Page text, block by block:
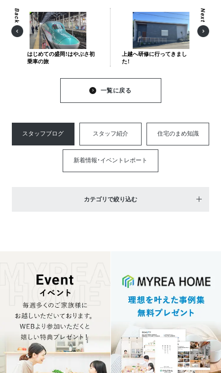
はじめての盛岡！はやぶさ初
乗車の旅
上越へ研修に行ってきまし
た！
一覧に戻る
スタッフブログ スタッフ紹介 住宅のまめ知識
新着情報・イベントレポート
カテゴリで絞り込む